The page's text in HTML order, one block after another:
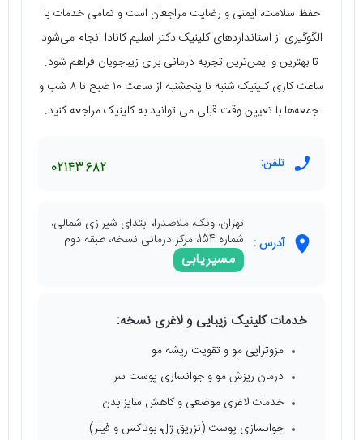
حفظ سلامت، ایمنی و رضایت مراجعان است و تمامی خدمات با
الگوگیری از استانداردهای کلینیک دکتر اسلیم کانادا انجام می‌شود
تا بهترین و ایمن‌ترین تجربه درمانی برای زیباجویان فراهم شود.
ساعت کاری کلینیک شنبه تا پنجشنبه از ساعت ۱۰ صبح تا ۸ شب و
جمعه‌ها با تعیین وقت قبلی می توانید به کلینیک مراجعه کنید.
تلفن: 02143682
آدرس :
تهران، ونک، ملاصدرا، ابتدای شیرازی شمالی،
شماره 154، مرکز درمانی نسخه، طبقه دوم
مسیریابی
خدمات کلینیک‌ زیبایی و لاغری نسخه:
مزوتراپی مو و تقویت ریشه مو
درمان ریزش مو و جوانسازی پوست سر
خدمات لاغری موضعی و کاهش سایز بدن
جوانسازی پوست (تزریق ژل، بوتاکس و فیلر)